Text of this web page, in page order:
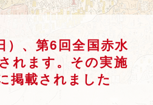
）、第6回全国赤水
れます。その実施
掲載されました